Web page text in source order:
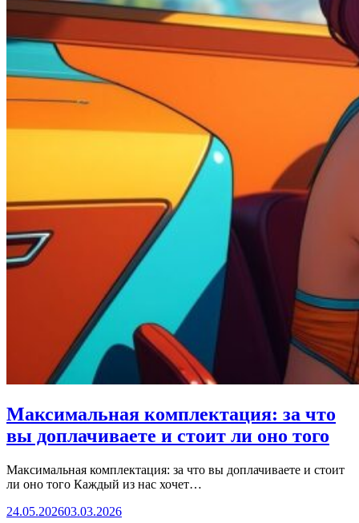
Максимальная комплектация: за что
вы доплачиваете и стоит ли оно того
Максимальная комплектация: за что вы доплачиваете и стоит
ли оно того Каждый из нас хочет…
24.05.202603.03.2026